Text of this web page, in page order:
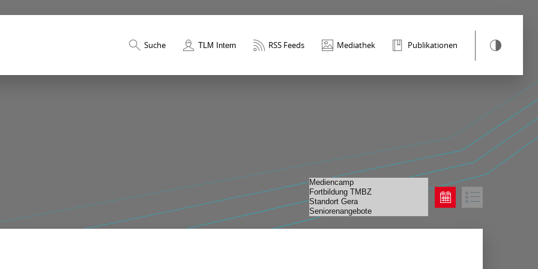
Suche TLM Intern RSS Feeds Mediathek Publikationen